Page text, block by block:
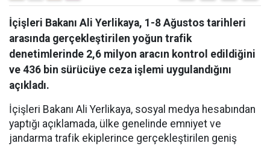
İçişleri Bakanı Ali Yerlikaya, 1-8 Ağustos tarihleri
arasında gerçekleştirilen yoğun trafik
denetimlerinde 2,6 milyon aracın kontrol edildiğini
ve 436 bin sürücüye ceza işlemi uygulandığını
açıkladı.
İçişleri Bakanı Ali Yerlikaya, sosyal medya hesabından
yaptığı açıklamada, ülke genelinde emniyet ve
jandarma trafik ekiplerince gerçekleştirilen geniş